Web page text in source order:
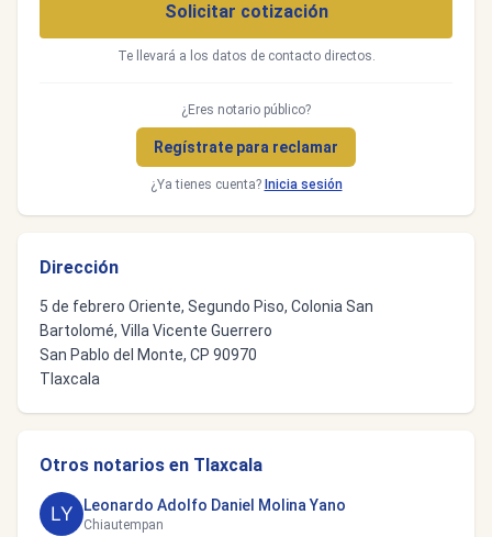
Solicitar cotización
Te llevará a los datos de contacto directos.
¿Eres notario público?
Regístrate para reclamar
¿Ya tienes cuenta? Inicia sesión
Dirección
5 de febrero Oriente, Segundo Piso, Colonia San
Bartolomé, Villa Vicente Guerrero
San Pablo del Monte, CP 90970
Tlaxcala
Otros notarios en Tlaxcala
Leonardo Adolfo Daniel Molina Yano
Chiautempan